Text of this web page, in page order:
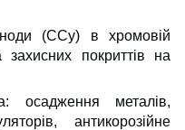
(ССу) в хромовій
захисних покриттів на
осадження металів,
антикорозійне